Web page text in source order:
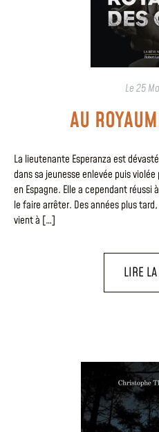
Le25
AU
La lieutenante Esperanza est
dans sa jeunesse enlevée puis
en Espagne. Elle a cependant
le faire arrêter. Des années plus
vient à […]
LIRE